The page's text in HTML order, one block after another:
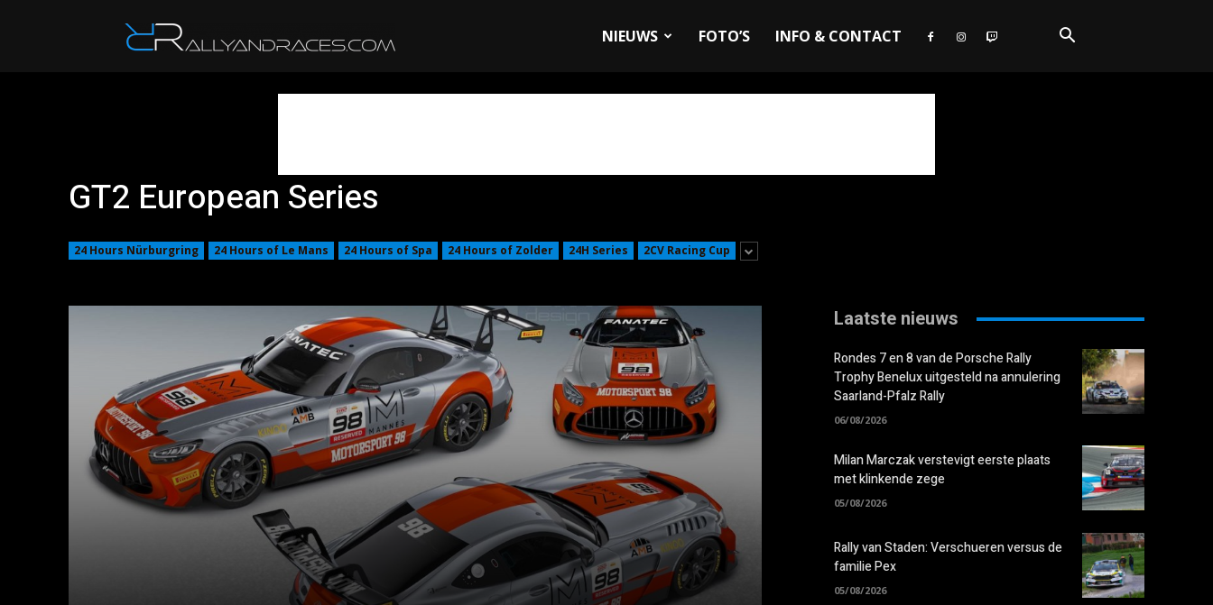
NIEUWS FOTO’S INFO & CONTACT
GT2 European Series
24 Hours Nürburgring 24 Hours of Le Mans 24 Hours of Spa 24 Hours of Zolder 24H Series 2CV Racing Cup
Laatste nieuws
Rondes 7 en 8 van de Porsche Rally
Trophy Benelux uitgesteld na annulering
Saarland-Pfalz Rally
06/08/2026
Milan Marczak verstevigt eerste plaats
met klinkende zege
05/08/2026
Rally van Staden: Verschueren versus de
familie Pex
05/08/2026